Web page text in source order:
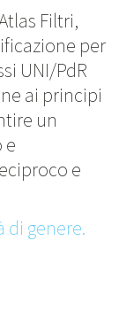
Filtri,
per
UNI/PdR
ai principi
un
e
e
di genere.